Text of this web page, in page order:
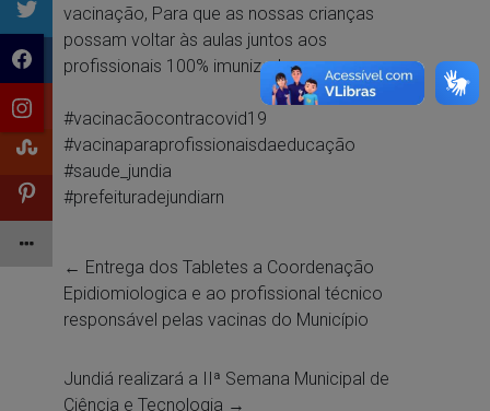
vacinação, Para que as nossas crianças
possam voltar às aulas juntos aos
profissionais 100% imunizados.
#vacinacãocontracovid19
#vacinaparaprofissionaisdaeducação
#saude_jundia
#prefeituradejundiarn
← Entrega dos Tabletes a Coordenação
Epidiomiologica e ao profissional técnico
responsável pelas vacinas do Município
Jundiá realizará a IIª Semana Municipal de
Ciência e Tecnologia →